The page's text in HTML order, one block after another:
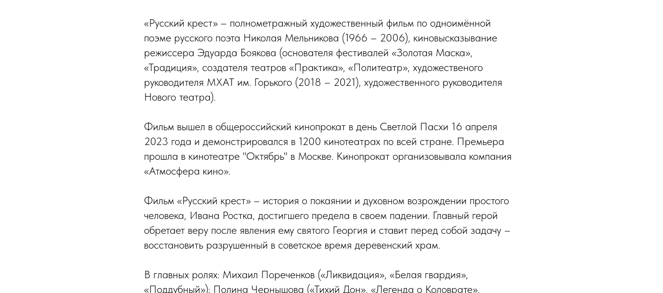
«Русский крест» – полнометражный художественный фильм по одноимённой
поэме русского поэта Николая Мельникова (1966 – 2006), киновысказывание
режиссера Эдуарда Боякова (основателя фестивалей «Золотая Маска»,
«Традиция», создателя театров «Практика», «Политеатр», художественого
руководителя МХАТ им. Горького (2018 – 2021), художественного руководителя
Нового театра).
Фильм вышел в общероссийский кинопрокат в день Светлой Пасхи 16 апреля
2023 года и демонстрировался в 1200 кинотеатрах по всей стране. Премьера
прошла в кинотеатре "Октябрь" в Москве. Кинопрокат организовывала компания
«Атмосфера кино».
Фильм «Русский крест» – история о покаянии и духовном возрождении простого
человека, Ивана Ростка, достигшего предела в своем падении. Главный герой
обретает веру после явления ему святого Георгия и ставит перед собой задачу –
восстановить разрушенный в советское время деревенский храм.
В главных ролях: Михаил Пореченков («Ликвидация», «Белая гвардия»,
«Поддубный»); Полина Чернышова («Тихий Дон», «Легенда о Коловрате»,